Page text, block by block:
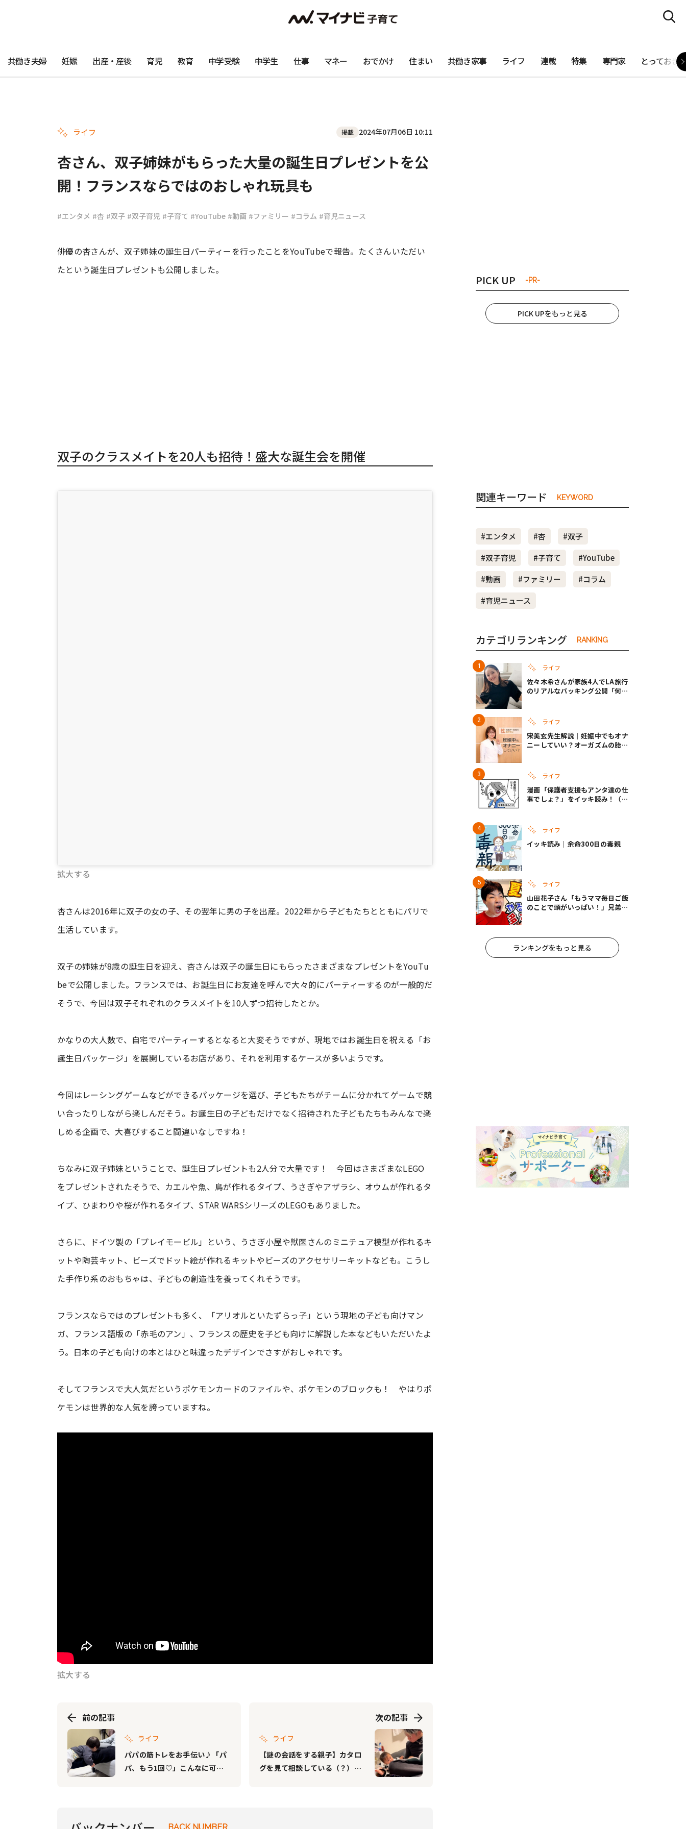
共働き夫婦 妊娠 出産・産後 育児 教育 中学受験 中学生 仕事 マネー おでかけ 住まい 共働き家事 ライフ 連載 特集 専門家 とっておき
ライフ 掲載 2024年07月06日 10:11
杏さん、双子姉妹がもらった大量の誕生日プレゼントを公
開！フランスならではのおしゃれ玩具も
#エンタメ #杏 #双子 #双子育児 #子育て #YouTube #動画 #ファミリー #コラム #育児ニュース
俳優の杏さんが、双子姉妹の誕生日パーティーを行ったことをYouTubeで報告。たくさんいただい
たという誕生日プレゼントも公開しました。
双子のクラスメイトを20人も招待！盛大な誕生会を開催
拡大する
杏さんは2016年に双子の女の子、その翌年に男の子を出産。2022年から子どもたちとともにパリで
生活しています。
双子の姉妹が8歳の誕生日を迎え、杏さんは双子の誕生日にもらったさまざまなプレゼントをYouTu
beで公開しました。フランスでは、お誕生日にお友達を呼んで大々的にパーティーするのが一般的だ
そうで、今回は双子それぞれのクラスメイトを10人ずつ招待したとか。
かなりの大人数で、自宅でパーティーするとなると大変そうですが、現地ではお誕生日を祝える「お
誕生日パッケージ」を展開しているお店があり、それを利用するケースが多いようです。
今回はレーシングゲームなどができるパッケージを選び、子どもたちがチームに分かれてゲームで競
い合ったりしながら楽しんだそう。お誕生日の子どもだけでなく招待された子どもたちもみんなで楽
しめる企画で、大喜びすること間違いなしですね！
ちなみに双子姉妹ということで、誕生日プレゼントも2人分で大量です！ 今回はさまざまなLEGO
をプレゼントされたそうで、カエルや魚、鳥が作れるタイプ、うさぎやアザラシ、オウムが作れるタ
イプ、ひまわりや桜が作れるタイプ、STAR WARSシリーズのLEGOもありました。
さらに、ドイツ製の「プレイモービル」という、うさぎ小屋や獣医さんのミニチュア模型が作れるキ
ットや陶芸キット、ビーズでドット絵が作れるキットやビーズのアクセサリーキットなども。こうし
た手作り系のおもちゃは、子どもの創造性を養ってくれそうです。
フランスならではのプレゼントも多く、「アリオルといたずらっ子」という現地の子ども向けマン
ガ、フランス語版の「赤毛のアン」、フランスの歴史を子ども向けに解説した本などもいただいたよ
う。日本の子ども向けの本とはひと味違ったデザインでさすがおしゃれです。
そしてフランスで大人気だというポケモンカードのファイルや、ポケモンのブロックも！ やはりポ
ケモンは世界的な人気を誇っていますね。
拡大する
前の記事
ライフ
パパの筋トレをお手伝い♪「パ
パ、もう1回♡」こんなに可愛
次の記事
ライフ
【謎の会話をする親子】カタロ
グを見て相談している（？）パ
PICK UP -PR-
PICK UPをもっと見る
関連キーワード KEYWORD
#エンタメ #杏
#双子
#双子育児
#子育て
#YouTube
#動画
#ファミリー
#コラム
#育児ニュース
カテゴリランキング RANKING
ライフ
佐々木希さんが家族4人でLA旅行
のリアルなパッキング公開「何が
ライフ
宋美玄先生解説｜妊娠中でもオナ
ニーしていい？オーガズムの胎児
ライフ
漫画「保護者支援もアンタ達の仕
事でしょ？」をイッキ読み！（右
ライフ
イッキ読み｜余命300日の毒親
ライフ
山田花子さん「もうママ毎日ご飯
のことで頭がいっぱい！」兄弟夏
ランキングをもっと見る